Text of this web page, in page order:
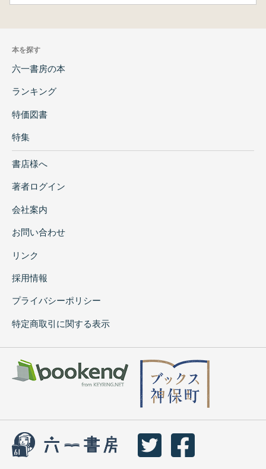
本を探す
六一書房の本
ランキング
特価図書
特集
書店様へ
著者ログイン
会社案内
お問い合わせ
リンク
採用情報
プライバシーポリシー
特定商取引に関する表示